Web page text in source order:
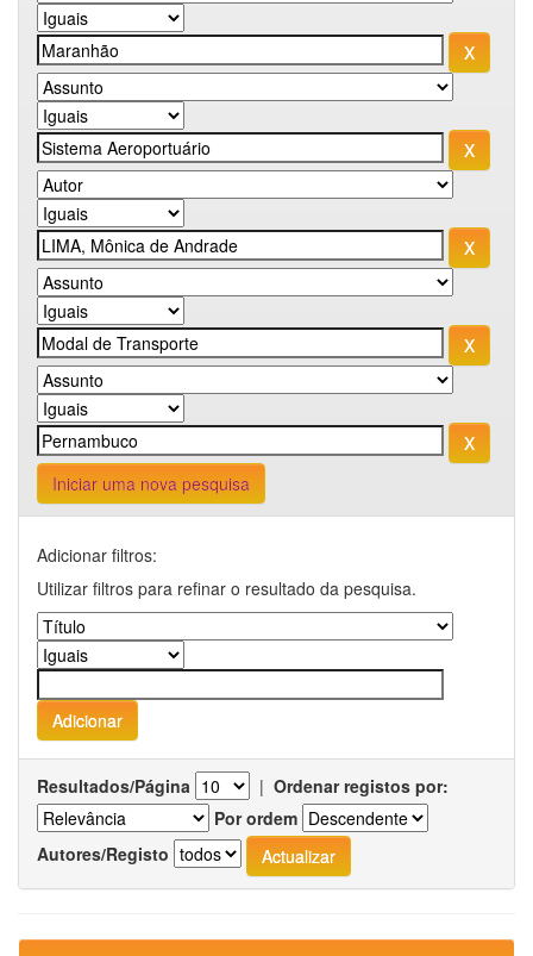
Iniciar uma nova pesquisa
Adicionar filtros:
Utilizar filtros para refinar o resultado da pesquisa.
Resultados/Página | Ordenar registos por:
Por ordem
Autores/Registo